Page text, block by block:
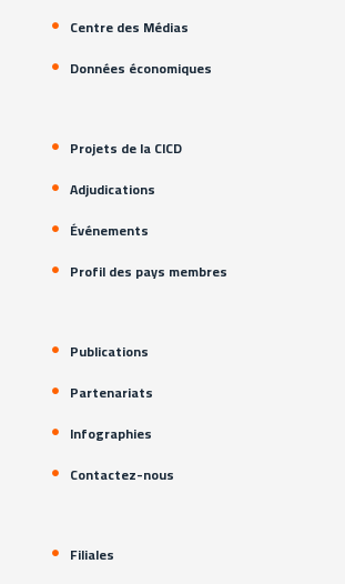
Centre des Médias
Données économiques
Projets de la CICD
Adjudications
Événements
Profil des pays membres
Publications
Partenariats
Infographies
Contactez-nous
Filiales